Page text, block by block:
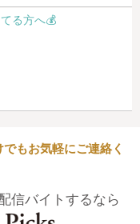
る方へ💰️
もお気軽にご連絡く
信バイトするなら